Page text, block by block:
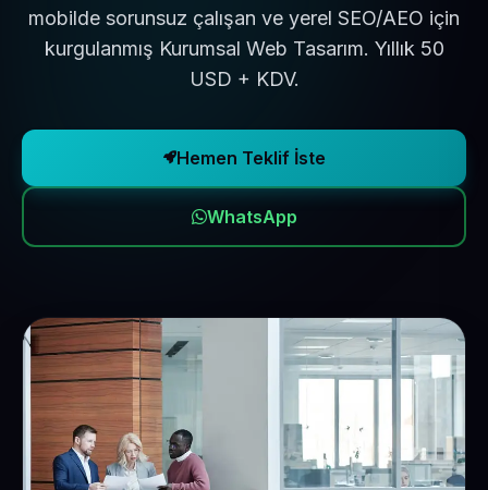
mobilde sorunsuz çalışan ve yerel SEO/AEO için
kurgulanmış Kurumsal Web Tasarım. Yıllık 50
USD + KDV.
Hemen Teklif İste
WhatsApp